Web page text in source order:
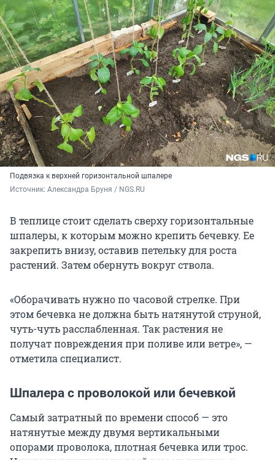
Подвязка к верхней горизонтальной шпалере
Источник: Александра Бруня / NGS.RU
В теплице стоит сделать сверху горизонтальные
шпалеры, к которым можно крепить бечевку. Ее
закрепить внизу, оставив петельку для роста
растений. Затем обернуть вокруг ствола.
«Оборачивать нужно по часовой стрелке. При
этом бечевка не должна быть натянутой струной,
чуть-чуть расслабленная. Так растения не
получат повреждения при поливе или ветре», —
отметила специалист.
Шпалера с проволокой или бечевкой
Самый затратный по времени способ — это
натянутые между двумя вертикальными
опорами проволока, плотная бечевка или трос.